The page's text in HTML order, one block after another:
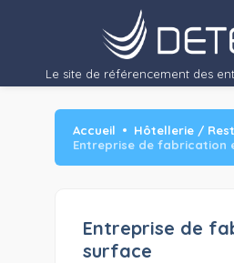
Le site de référencement des
Accueil
Hôtellerie /
Entreprise de fabrication
Entreprise de
surface